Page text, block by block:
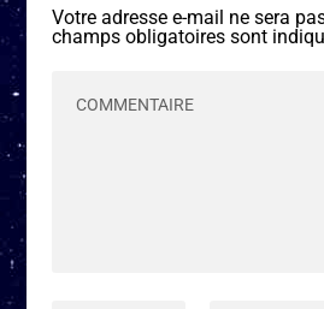
Votre adresse e-mail ne sera
champs obligatoires sont